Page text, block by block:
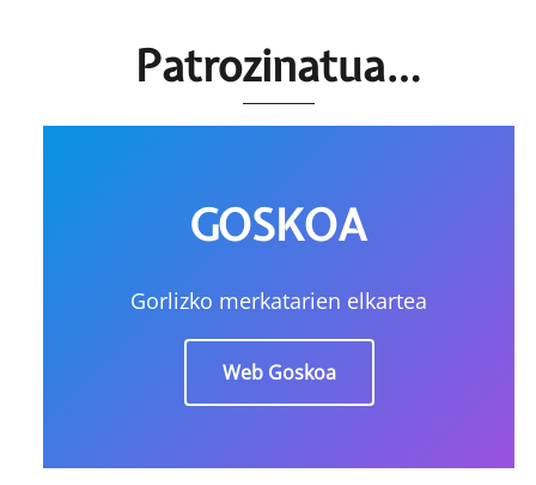
Patrozinatua…
GOSKOA
Gorlizko merkatarien elkartea
Web Goskoa